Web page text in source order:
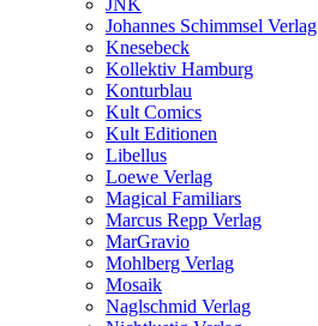
JNK
Johannes Schimmsel Verlag
Knesebeck
Kollektiv Hamburg
Konturblau
Kult Comics
Kult Editionen
Libellus
Loewe Verlag
Magical Familiars
Marcus Repp Verlag
MarGravio
Mohlberg Verlag
Mosaik
Naglschmid Verlag